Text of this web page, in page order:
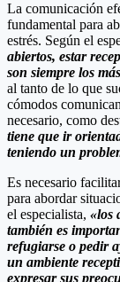
La comunicación
fundamental para
estrés. Según el
abiertos, estar
son siempre los
al tanto de lo que
cómodos
necesario, como
tiene que ir
teniendo un
Es necesario
para abordar
el especialista, «los
también es
refugiarse o pedir
un ambiente
expresar sus